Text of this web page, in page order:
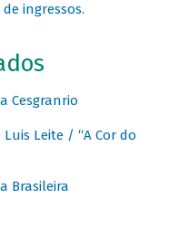
de ingressos.
Cesgranrio
Leite / “A Cor do
Brasileira